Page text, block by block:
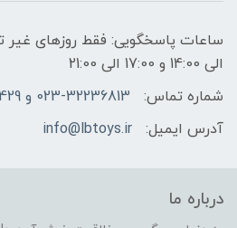
الی 14:00 و 17:00 الی 21:00
شماره تماس:
023-32236813 و 09198551429
آدرس ایمیل:
info@lbtoys.ir
درباره ما